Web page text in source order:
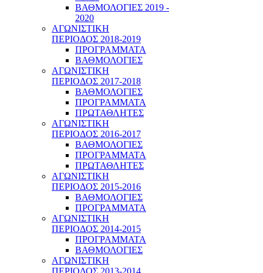
ΒΑΘΜΟΛΟΓΙΕΣ 2019 -
2020
ΑΓΩΝΙΣΤΙΚΗ
ΠΕΡΙΟΔΟΣ 2018-2019
ΠΡΟΓΡΑΜΜΑΤΑ
ΒΑΘΜΟΛΟΓΙΕΣ
ΑΓΩΝΙΣΤΙΚΗ
ΠΕΡΙΟΔΟΣ 2017-2018
ΒΑΘΜΟΛΟΓΙΕΣ
ΠΡΟΓΡΑΜΜΑΤΑ
ΠΡΩΤΑΘΛΗΤΕΣ
ΑΓΩΝΙΣΤΙΚΗ
ΠΕΡΙΟΔΟΣ 2016-2017
ΒΑΘΜΟΛΟΓΙΕΣ
ΠΡΟΓΡΑΜΜΑΤΑ
ΠΡΩΤΑΘΛΗΤΕΣ
ΑΓΩΝΙΣΤΙΚΗ
ΠΕΡΙΟΔΟΣ 2015-2016
ΒΑΘΜΟΛΟΓΙΕΣ
ΠΡΟΓΡΑΜΜΑΤΑ
ΑΓΩΝΙΣΤΙΚΗ
ΠΕΡΙΟΔΟΣ 2014-2015
ΠΡΟΓΡΑΜΜΑΤΑ
ΒΑΘΜΟΛΟΓΙΕΣ
ΑΓΩΝΙΣΤΙΚΗ
ΠΕΡΙΟΔΟΣ 2013-2014